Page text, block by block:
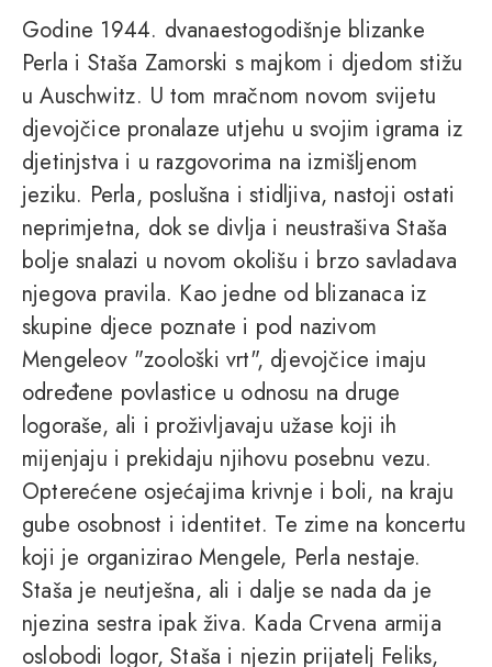
Godine 1944. dvanaestogodišnje blizanke
Perla i Staša Zamorski s majkom i djedom stižu
u Auschwitz. U tom mračnom novom svijetu
djevojčice pronalaze utjehu u svojim igrama iz
djetinjstva i u razgovorima na izmišljenom
jeziku. Perla, poslušna i stidljiva, nastoji ostati
neprimjetna, dok se divlja i neustrašiva Staša
bolje snalazi u novom okolišu i brzo savladava
njegova pravila. Kao jedne od blizanaca iz
skupine djece poznate i pod nazivom
Mengeleov "zoološki vrt", djevojčice imaju
određene povlastice u odnosu na druge
logoraše, ali i proživljavaju užase koji ih
mijenjaju i prekidaju njihovu posebnu vezu.
Opterećene osjećajima krivnje i boli, na kraju
gube osobnost i identitet. Te zime na koncertu
koji je organizirao Mengele, Perla nestaje.
Staša je neutješna, ali i dalje se nada da je
njezina sestra ipak živa. Kada Crvena armija
oslobodi logor, Staša i njezin prijatelj Feliks,